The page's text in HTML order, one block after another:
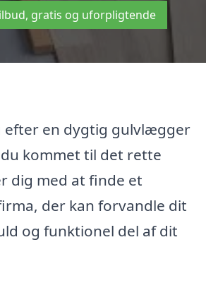
gratis og uforpligtende
efter en dygtig gulvlægger
du kommet til det rette
dig med at finde et
der kan forvandle dit
og funktionel del af dit